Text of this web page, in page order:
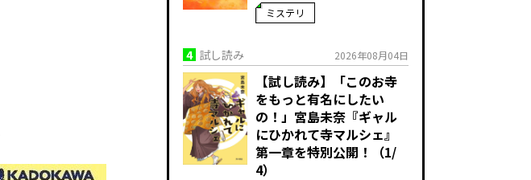
ミステリ
4 試し読み 2026年08月04日
【試し読み】「このお寺
をもっと有名にしたい
の！」宮島未奈『ギャル
にひかれて寺マルシェ』
第一章を特別公開！（1/
4）